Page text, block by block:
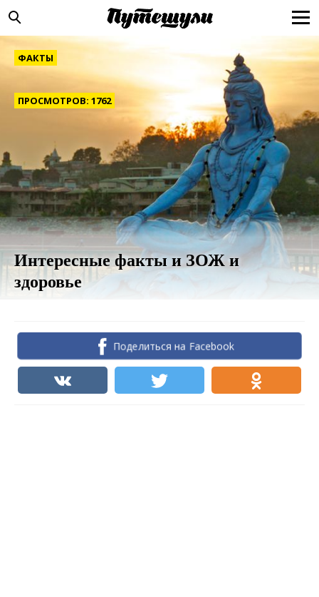
ФАКТЫ
ПРОСМОТРОВ: 1762
Интересные факты и ЗОЖ и
здоровье
Поделиться на Facebook